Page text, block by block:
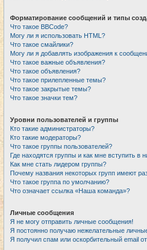
Форматирование сообщений и типы
Что такое BBCode?
Могу ли я использовать HTML?
Что такое смайлики?
Могу ли я добавлять изображения к
Что такое важные объявления?
Что такое объявления?
Что такое прилепленные темы?
Что такое закрытые темы?
Что такое значки тем?
Уровни пользователей и группы
Кто такие администраторы?
Кто такие модераторы?
Что такое группы пользователей?
Где находятся группы и как мне вступить в
Как мне стать лидером группы?
Почему названия некоторых групп имеют
Что такое группа по умолчанию?
Что означает ссылка «Наша команда»?
Личные сообщения
Я не могу отправить личные сообщения!
Я постоянно получаю нежелательные
Я получил спам или оскорбительный email